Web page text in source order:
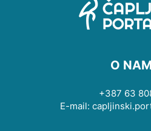
O
+387 63
E-mail: